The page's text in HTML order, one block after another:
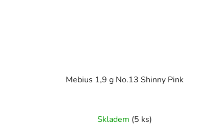
Mebius 1,9 g No.13 Shinny Pink
Skladem (5 ks)